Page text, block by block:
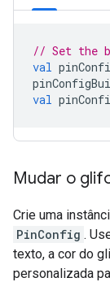
// Set the
val
val
Mudar o
Crie uma
PinConfig .
texto, a cor do
personalizada